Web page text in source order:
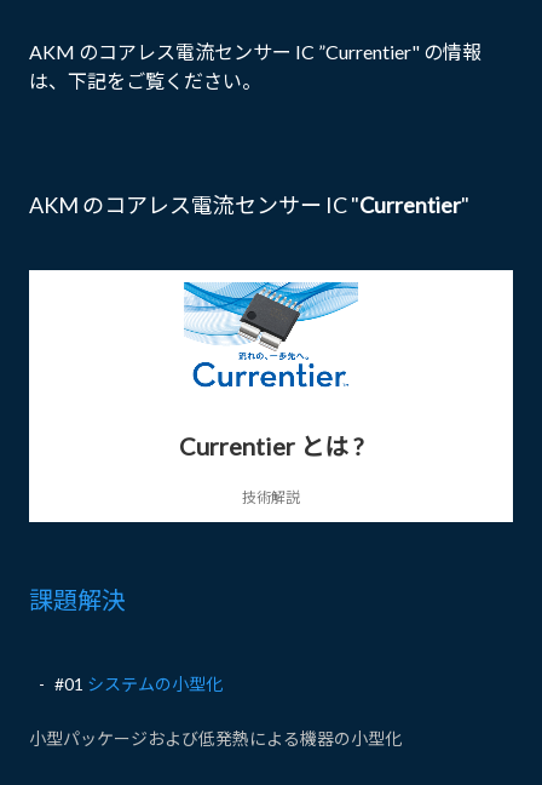
AKM のコアレス電流センサー IC ”Currentier" の情報
は、下記をご覧ください。
AKM のコアレス電流センサー IC "Currentier"
Currentier とは ?
技術解説
課題解決
#01 システムの小型化
小型パッケージおよび低発熱による機器の小型化